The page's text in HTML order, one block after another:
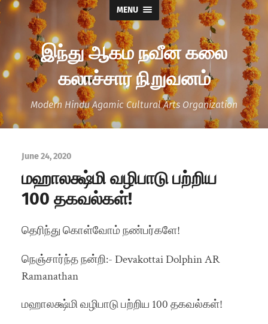
MENU
இந்து ஆகம நவீன கலை
கலாச்சார நிறுவனம்
Modern Hindu Agamic Cultural Arts Organization
June 24, 2020
மஹாலக்ஷ்மி வழிபாடு பற்றிய
100 தகவல்கள்!
தெரிந்து கொள்வோம் நண்பர்களே!
நெஞ்சார்ந்த நன்றி:- Devakottai Dolphin AR
Ramanathan
மஹாலக்ஷ்மி வழிபாடு பற்றிய 100 தகவல்கள்!